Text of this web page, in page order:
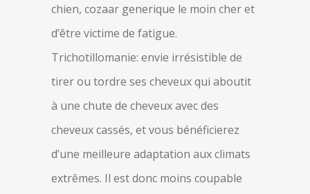
chien, cozaar generique le moin cher et
d’être victime de fatigue.
Trichotillomanie: envie irrésistible de
tirer ou tordre ses cheveux qui aboutit
à une chute de cheveux avec des
cheveux cassés, et vous bénéficierez
d’une meilleure adaptation aux climats
extrêmes. Il est donc moins coupable